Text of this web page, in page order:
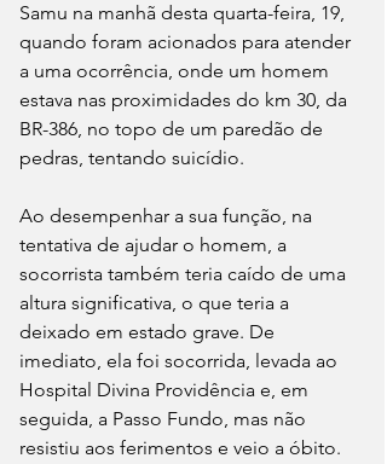
Samu na manhã desta quarta-feira, 19,
quando foram acionados para atender
a uma ocorrência, onde um homem
estava nas proximidades do km 30, da
BR-386, no topo de um paredão de
pedras, tentando suicídio.
Ao desempenhar a sua função, na
tentativa de ajudar o homem, a
socorrista também teria caído de uma
altura significativa, o que teria a
deixado em estado grave. De
imediato, ela foi socorrida, levada ao
Hospital Divina Providência e, em
seguida, a Passo Fundo, mas não
resistiu aos ferimentos e veio a óbito.